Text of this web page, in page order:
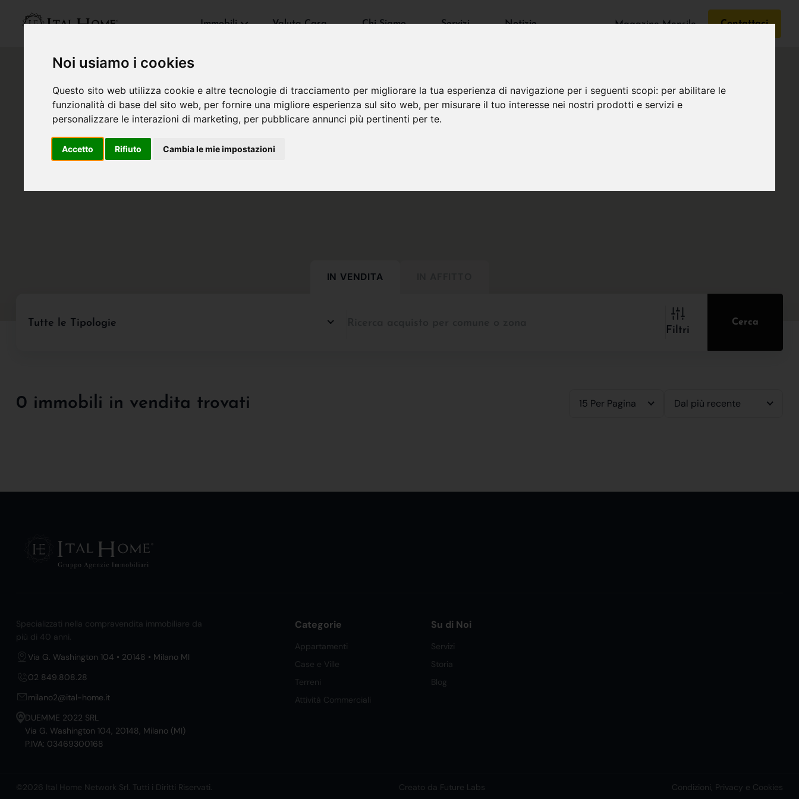
Noi usiamo i cookies
Questo sito web utilizza cookie e altre tecnologie di tracciamento per migliorare la tua esperienza di navigazione per i seguenti scopi: per abilitare le
funzionalità di base del sito web, per fornire una migliore esperienza sul sito web, per misurare il tuo interesse nei nostri prodotti e servizi e
personalizzare le interazioni di marketing, per pubblicare annunci più pertinenti per te.
Accetto Rifiuto Cambia le mie impostazioni
Immobili Valuta Casa Chi Siamo Servizi Notizie Magazine Mensile Contattaci
IN VENDITA
Tutte le Tipologie
Filtri
Cerca
0 immobili in vendita trovati 15 Per Pagina Dal più recente
Specializzati nella compravendita immobiliare da
più di 40 anni.
Via G. Washington 104 • 20148 • Milano MI
02 849.808.28
milano2@ital-home.it
DUEMME 2022 SRL
Via G. Washington 104, 20148, Milano (MI)
P.IVA: 03469300168
Categorie
Appartamenti
Case e Ville
Terreni
Attività Commerciali
Su di Noi
Servizi
Storia
Blog
©2026 Ital Home Network Srl. Tutti i Diritti Riservati. Creato da Future Labs Condizioni, Privacy e Cookies